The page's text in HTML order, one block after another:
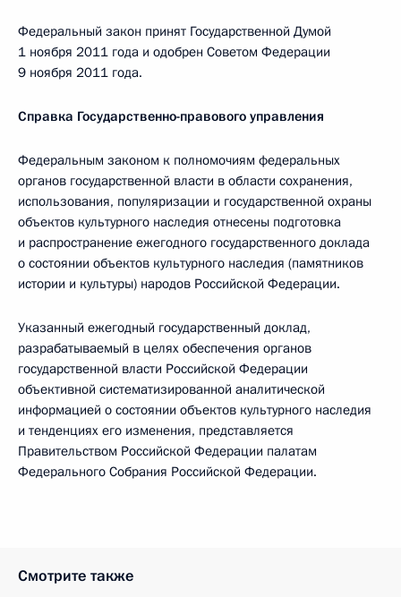
Федеральный закон принят Государственной Думой
1 ноября 2011 года и одобрен Советом Федерации
9 ноября 2011 года.
Справка Государственно-правового управления
Федеральным законом к полномочиям федеральных
органов государственной власти в области сохранения,
использования, популяризации и государственной охраны
объектов культурного наследия отнесены подготовка
и распространение ежегодного государственного доклада
о состоянии объектов культурного наследия (памятников
истории и культуры) народов Российской Федерации.
Указанный ежегодный государственный доклад,
разрабатываемый в целях обеспечения органов
государственной власти Российской Федерации
объективной систематизированной аналитической
информацией о состоянии объектов культурного наследия
и тенденциях его изменения, представляется
Правительством Российской Федерации палатам
Федерального Собрания Российской Федерации.
Смотрите также